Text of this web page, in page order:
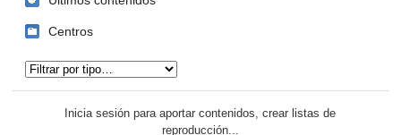
Centros
Inicia sesión para aportar contenidos, crear listas de
reproducción...